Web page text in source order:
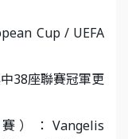
Cup / UEFA
38座聯賽冠軍更
）：Vangelis